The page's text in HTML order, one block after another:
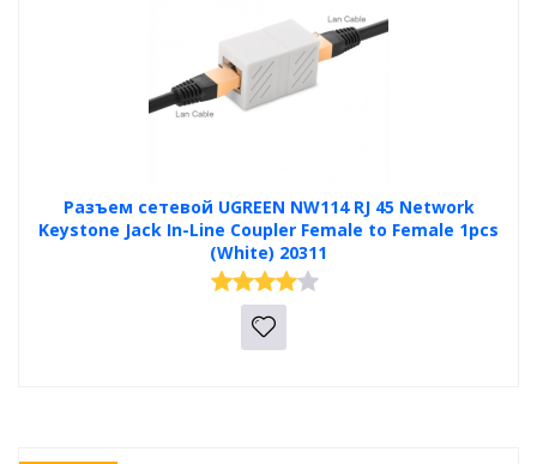
Разъем сетевой UGREEN NW114 RJ 45 Network
Keystone Jack In-Line Coupler Female to Female 1pcs
(White) 20311